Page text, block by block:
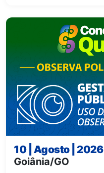
10 | Agosto | 2026
Goiânia/GO